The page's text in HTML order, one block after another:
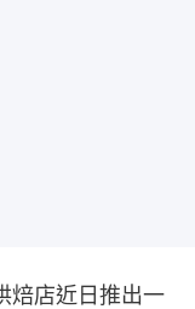
焙店近日推出一